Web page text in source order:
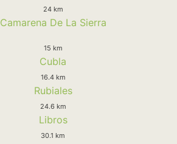
24 km
Camarena De La Sierra
15 km
Cubla
16.4 km
Rubiales
24.6 km
Libros
30.1 km